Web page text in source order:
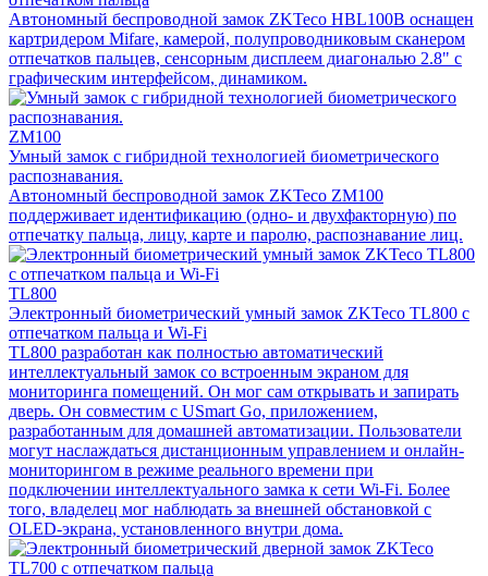
Автономный беспроводной замок ZKTeco HBL100B оснащен
картридером Mifare, камерой, полупроводниковым сканером
отпечатков пальцев, сенсорным дисплеем диагональю 2.8" с
графическим интерфейсом, динамиком.
ZM100
Умный замок с гибридной технологией биометрического
распознавания.
Автономный беспроводной замок ZKTeco ZM100
поддерживает идентификацию (одно- и двухфакторную) по
отпечатку пальца, лицу, карте и паролю, распознавание лиц.
TL800
Электронный биометрический умный замок ZKTeco TL800 с
отпечатком пальца и Wi-Fi
TL800 разработан как полностью автоматический
интеллектуальный замок со встроенным экраном для
мониторинга помещений. Он мог сам открывать и запирать
дверь. Он совместим с USmart Go, приложением,
разработанным для домашней автоматизации. Пользователи
могут наслаждаться дистанционным управлением и онлайн-
мониторингом в режиме реального времени при
подключении интеллектуального замка к сети Wi-Fi. Более
того, владелец мог наблюдать за внешней обстановкой с
OLED-экрана, установленного внутри дома.